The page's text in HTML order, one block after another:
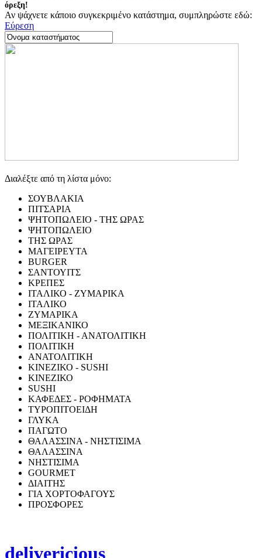
όρεξη!
Αν ψάχνετε κάποιο συγκεκριμένο κατάστημα, συμπληρώστε εδώ:
Εύρεση
Διαλέξτε από τη λίστα μόνο:
ΣΟΥΒΛΑΚΙΑ
ΠΙΤΣΑΡΙΑ
ΨΗΤΟΠΩΛΕΙΟ - ΤΗΣ ΩΡΑΣ
ΨΗΤΟΠΩΛΕΙΟ
ΤΗΣ ΩΡΑΣ
ΜΑΓΕΙΡΕΥΤΑ
BURGER
ΣΑΝΤΟΥΙΤΣ
ΚΡΕΠΕΣ
ΙΤΑΛΙΚΟ - ΖΥΜΑΡΙΚΑ
ΙΤΑΛΙΚΟ
ΖΥΜΑΡΙΚΑ
ΜΕΞΙΚΑΝΙΚΟ
ΠΟΛΙΤΙΚΗ - ΑΝΑΤΟΛΙΤΙΚΗ
ΠΟΛΙΤΙΚΗ
ΑΝΑΤΟΛΙΤΙΚΗ
ΚΙΝΕΖΙΚΟ - SUSHI
ΚΙΝΕΖΙΚΟ
SUSHI
ΚΑΦΕΔΕΣ - ΡΟΦΗΜΑΤΑ
ΤΥΡΟΠΙΤΟΕΙΔΗ
ΓΛΥΚΑ
ΠΑΓΩΤΟ
ΘΑΛΑΣΣΙΝΑ - ΝΗΣΤΙΣΙΜΑ
ΘΑΛΑΣΣΙΝΑ
ΝΗΣΤΙΣΙΜΑ
GOURMET
ΔΙΑΙΤΗΣ
ΓΙΑ ΧΟΡΤΟΦΑΓΟΥΣ
ΠΡΟΣΦΟΡΕΣ
delivericious